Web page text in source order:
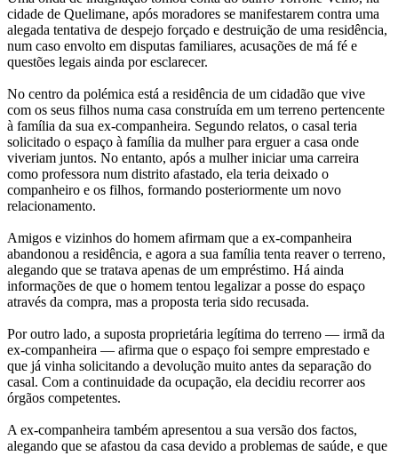
cidade de Quelimane, após moradores se manifestarem contra uma
alegada tentativa de despejo forçado e destruição de uma residência,
num caso envolto em disputas familiares, acusações de má fé e
questões legais ainda por esclarecer.
No centro da polémica está a residência de um cidadão que vive
com os seus filhos numa casa construída em um terreno pertencente
à família da sua ex-companheira. Segundo relatos, o casal teria
solicitado o espaço à família da mulher para erguer a casa onde
viveriam juntos. No entanto, após a mulher iniciar uma carreira
como professora num distrito afastado, ela teria deixado o
companheiro e os filhos, formando posteriormente um novo
relacionamento.
Amigos e vizinhos do homem afirmam que a ex-companheira
abandonou a residência, e agora a sua família tenta reaver o terreno,
alegando que se tratava apenas de um empréstimo. Há ainda
informações de que o homem tentou legalizar a posse do espaço
através da compra, mas a proposta teria sido recusada.
Por outro lado, a suposta proprietária legítima do terreno — irmã da
ex-companheira — afirma que o espaço foi sempre emprestado e
que já vinha solicitando a devolução muito antes da separação do
casal. Com a continuidade da ocupação, ela decidiu recorrer aos
órgãos competentes.
A ex-companheira também apresentou a sua versão dos factos,
alegando que se afastou da casa devido a problemas de saúde, e que